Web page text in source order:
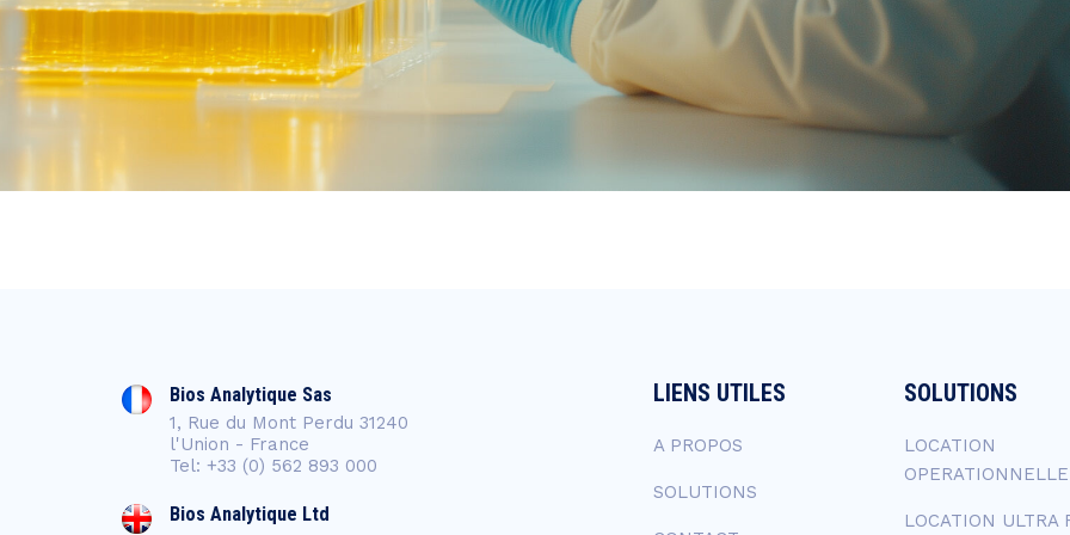
Bios Analytique Sas
1, Rue du Mont Perdu 31240
l'Union - France
Tel: +33 (0) 562 893 000
Bios Analytique Ltd
LIENS UTILES
A PROPOS
SOLUTIONS
SOLUTIONS
LOCATION
OPERATIONNELLE
LOCATION ULTRA